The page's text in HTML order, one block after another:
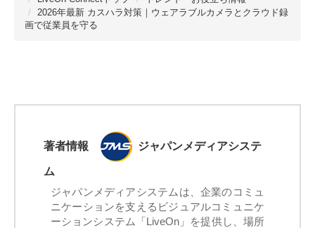
2026年最新 カスハラ対策｜ウェアラブルカメラとクラウド録
画で従業員を守る
著者情報 ジャパンメディアシステ
ム
ジャパンメディアシステムは、企業のコミュ
ニケーションを支えるビジュアルコミュニケ
ーションシステム「LiveOn」を提供し、場所